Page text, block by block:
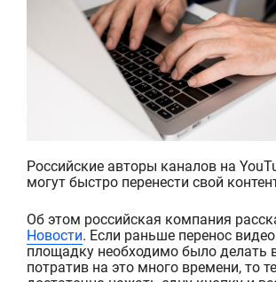
Российские авторы каналов на
могут быстро перенести свой
Об этом российская компания
Новости. Если раньше перенос
площадку необходимо было делать
потратив на это много времени, то